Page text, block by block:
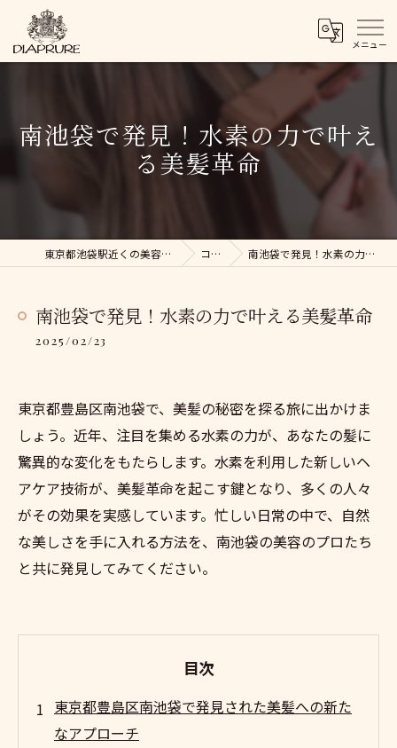
南池袋で発見！水素の力で叶え
る美髪革命
東京都池袋駅近くの美容院ならDIAPRURE コラム 南池袋で発見！水素の力で叶える美髪革命
南池袋で発見！水素の力で叶える美髪革命
2025/02/23
東京都豊島区南池袋で、美髪の秘密を探る旅に出かけま
しょう。近年、注目を集める水素の力が、あなたの髪に
驚異的な変化をもたらします。水素を利用した新しいヘ
アケア技術が、美髪革命を起こす鍵となり、多くの人々
がその効果を実感しています。忙しい日常の中で、自然
な美しさを手に入れる方法を、南池袋の美容のプロたち
と共に発見してみてください。
目次
東京都豊島区南池袋で発見された美髪への新た
なアプローチ